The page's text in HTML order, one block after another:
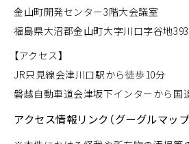
金山町開発センター3階大会議室
福島県大沼郡金山町大字川口字谷地393
【アクセス】
JR只見線会津川口駅から徒歩10分
磐越自動車道会津坂下インターから国
アクセス情報リンク（グーグルマップ